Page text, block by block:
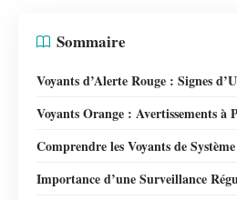
Sommaire
Voyants d’Alerte Rouge : Signes
Voyants Orange : Avertissements à
Comprendre les Voyants de Système
Importance d’une Surveillance